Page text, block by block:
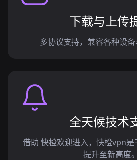
下载与上传
多协议支持，兼容各种设备
全天候技术
借助 快橙欢迎进入，快橙vpn是
提升至新高度。